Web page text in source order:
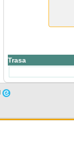
Trasa